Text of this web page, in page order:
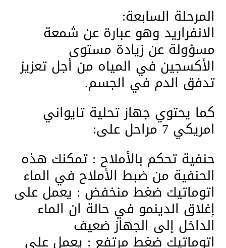
المرحلة السابعة:
الانفراريد وهو عبارة عن شمعة
مسؤولة عن زيادة مستوى
الأكسجين في المياه من أجل تعزيز
تدفق الدم في الجسم.
كما يحتوي جهاز تحلية تايواني
امريكي 7 مراحل على:
حنفية تحكم بالأملاح : تمكنك هذه
الحنفية من ضبط الأملاح في الماء
اتوماتيك ضغط منخفض : يعمل على
إغلاق الدينمو في حالة ان الماء
الداخل إلى الجهاز ضعيف
اتوماتيك ضغط مرتفع : يعمل على